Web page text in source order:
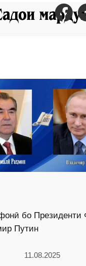
бо Президенти
Путин
11.08.2025